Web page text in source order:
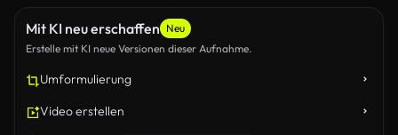
Mit KI neu erschaffen Neu
Erstelle mit KI neue Versionen dieser Aufnahme.
Umformulierung
Video erstellen